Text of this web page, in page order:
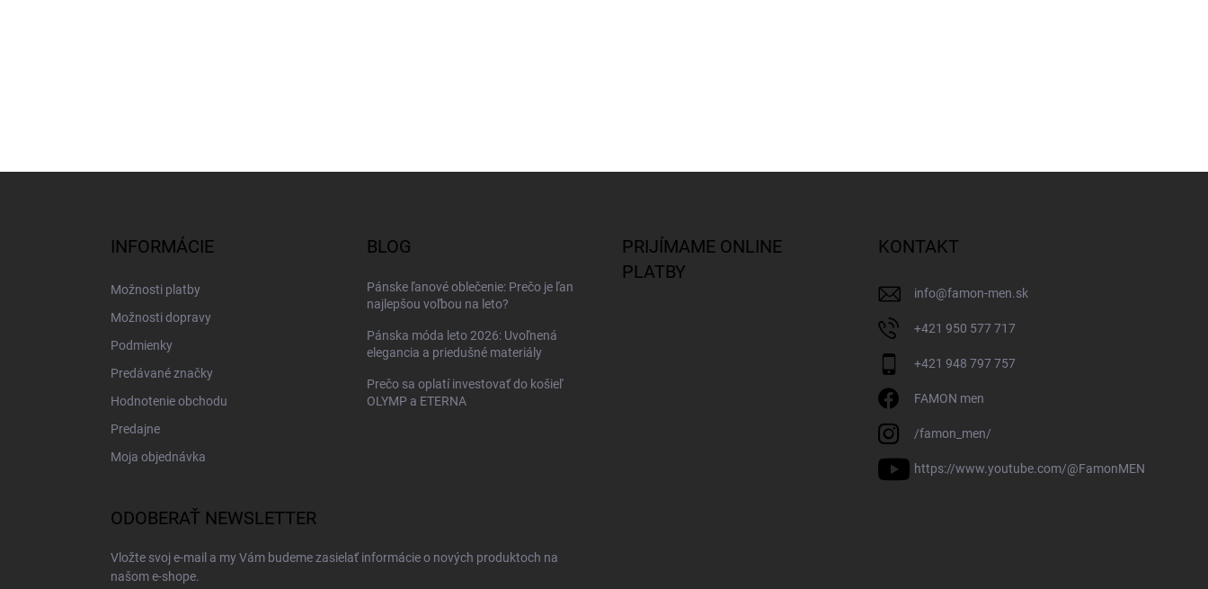
INFORMÁCIE
Možnosti platby
Možnosti dopravy
Podmienky
Predávané značky
Hodnotenie obchodu
Predajne
Moja objednávka
BLOG
Pánske ľanové oblečenie: Prečo je ľan
najlepšou voľbou na leto?
Pánska móda leto 2026: Uvoľnená
elegancia a priedušné materiály
Prečo sa oplatí investovať do košieľ
OLYMP a ETERNA
PRIJÍMAME ONLINE
PLATBY
KONTAKT
info@famon-men.sk
+421 950 577 717
+421 948 797 757
FAMON men
/famon_men/
https://www.youtube.com/@FamonMEN
ODOBERAŤ NEWSLETTER
Vložte svoj e-mail a my Vám budeme zasielať informácie o nových produktoch na
našom e-shope.